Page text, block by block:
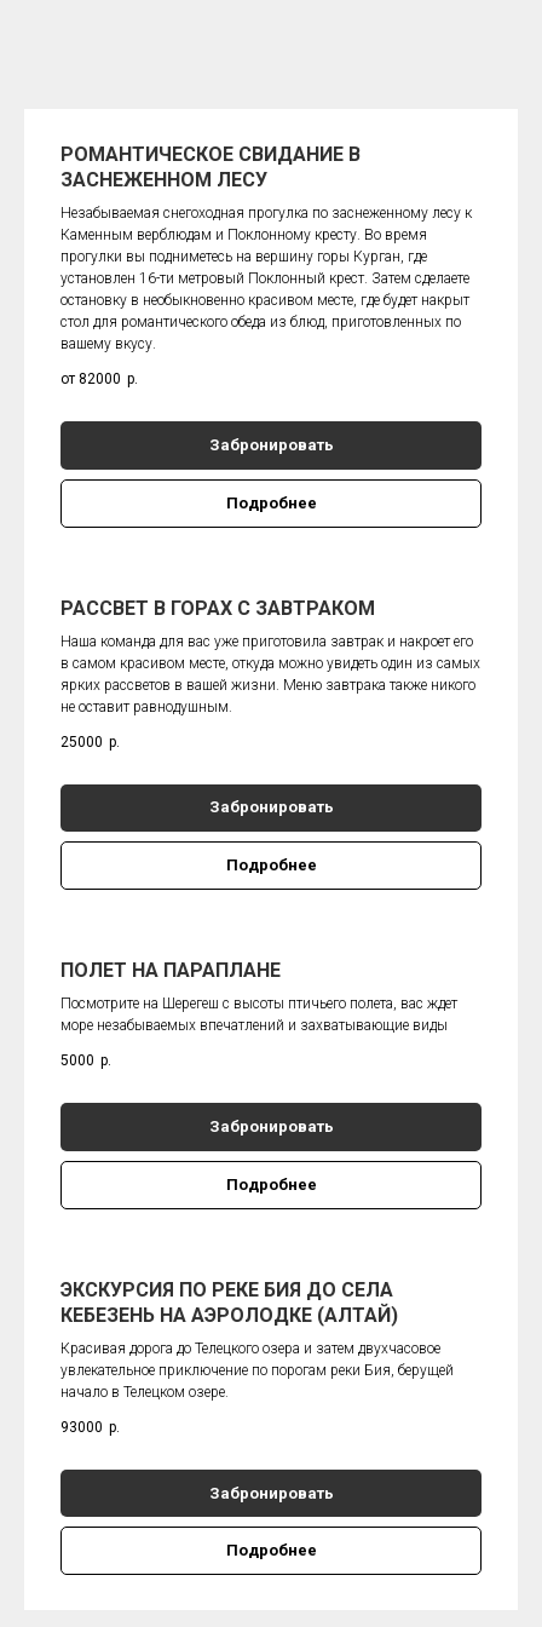
РОМАНТИЧЕСКОЕ СВИДАНИЕ В
ЗАСНЕЖЕННОМ ЛЕСУ
Незабываемая снегоходная прогулка по заснеженному лесу к
Каменным верблюдам и Поклонному кресту. Во время
прогулки вы подниметесь на вершину горы Курган, где
установлен 16-ти метровый Поклонный крест. Затем сделаете
остановку в необыкновенно красивом месте, где будет накрыт
стол для романтического обеда из блюд, приготовленных по
вашему вкусу.
от 82000 р.
Забронировать
Подробнее
РАССВЕТ В ГОРАХ С ЗАВТРАКОМ
Наша команда для вас уже приготовила завтрак и накроет его
в самом красивом месте, откуда можно увидеть один из самых
ярких рассветов в вашей жизни. Меню завтрака также никого
не оставит равнодушным.
25000 р.
Забронировать
Подробнее
ПОЛЕТ НА ПАРАПЛАНЕ
Посмотрите на Шерегеш с высоты птичьего полета, вас ждет
море незабываемых впечатлений и захватывающие виды
5000 р.
Забронировать
Подробнее
ЭКСКУРСИЯ ПО РЕКЕ БИЯ ДО СЕЛА
КЕБЕЗЕНЬ НА АЭРОЛОДКЕ (АЛТАЙ)
Красивая дорога до Телецкого озера и затем двухчасовое
увлекательное приключение по порогам реки Бия, берущей
начало в Телецком озере.
93000 р.
Забронировать
Подробнее